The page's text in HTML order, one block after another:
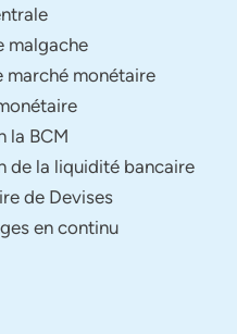
malgache
marché monétaire
la BCM
de la liquidité bancaire
de Devises
en continu